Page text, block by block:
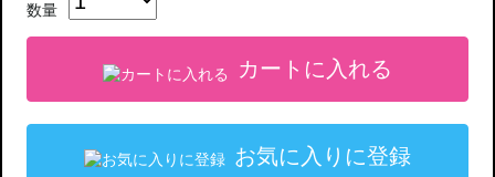
数量
カートに入れる
お気に入りに登録